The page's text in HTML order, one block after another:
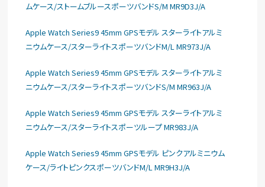
ムケース/ストームブルースポーツバンドS/M MR9D3J/A
Apple Watch Series9 45mm GPSモデル スターライトアルミ
ニウムケース/スターライトスポーツバンドM/L MR973J/A
Apple Watch Series9 45mm GPSモデル スターライトアルミ
ニウムケース/スターライトスポーツバンドS/M MR963J/A
Apple Watch Series9 45mm GPSモデル スターライトアルミ
ニウムケース/スターライトスポーツループ MR983J/A
Apple Watch Series9 45mm GPSモデル ピンクアルミニウム
ケース/ライトピンクスポーツバンドM/L MR9H3J/A